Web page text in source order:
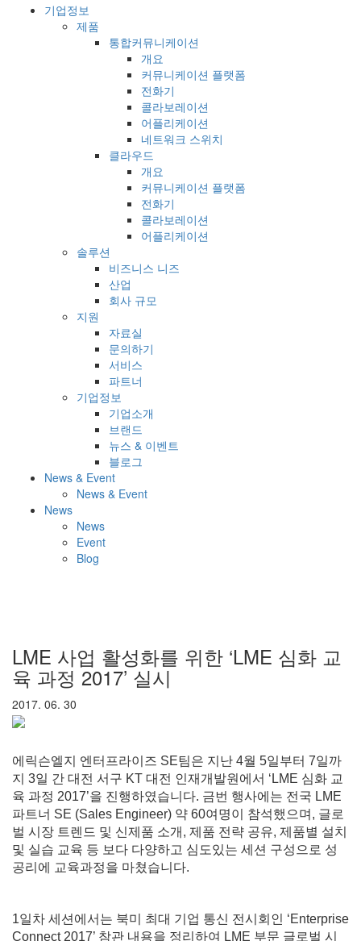
기업정보
제품
통합커뮤니케이션
개요
커뮤니케이션 플랫폼
전화기
콜라보레이션
어플리케이션
네트워크 스위치
클라우드
개요
커뮤니케이션 플랫폼
전화기
콜라보레이션
어플리케이션
솔루션
비즈니스 니즈
산업
회사 규모
지원
자료실
문의하기
서비스
파트너
기업정보
기업소개
브랜드
뉴스 & 이벤트
블로그
News & Event
News & Event
News
News
Event
Blog
LME 사업 활성화를 위한 ‘LME 심화 교
육 과정 2017’ 실시
2017. 06. 30
에릭슨엘지 엔터프라이즈 SE팀은 지난 4월 5일부터 7일까
지 3일 간 대전 서구 KT 대전 인재개발원에서 ‘LME 심화 교
육 과정 2017’을 진행하였습니다. 금번 행사에는 전국 LME
파트너 SE (Sales Engineer) 약 60여명이 참석했으며, 글로
벌 시장 트렌드 및 신제품 소개, 제품 전략 공유, 제품별 설치
및 실습 교육 등 보다 다양하고 심도있는 세션 구성으로 성
공리에 교육과정을 마쳤습니다.
1일차 세션에서는 북미 최대 기업 통신 전시회인 ‘Enterprise
Connect 2017’ 참관 내용을 정리하여 LME 부문 글로벌 시